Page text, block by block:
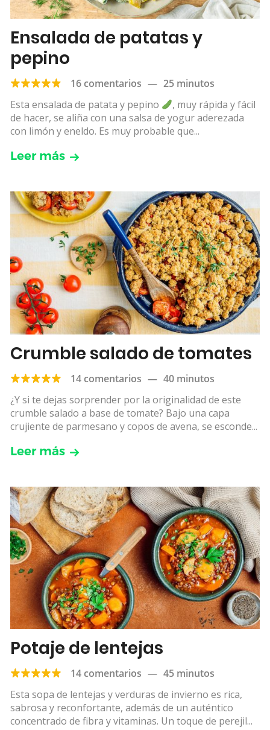
Ensalada de patatas y
pepino
16 comentarios — 25 minutos
Esta ensalada de patata y pepino
, muy rápida y fácil
de hacer, se aliña con una salsa de yogur aderezada
con limón y eneldo. Es muy probable que...
Leer más
Crumble salado de tomates
14 comentarios — 40 minutos
¿Y si te dejas sorprender por la originalidad de este
crumble salado a base de tomate? Bajo una capa
crujiente de parmesano y copos de avena, se esconde...
Leer más
Potaje de lentejas
14 comentarios — 45 minutos
Esta sopa de lentejas y verduras de invierno es rica,
sabrosa y reconfortante, además de un auténtico
concentrado de fibra y vitaminas. Un toque de perejil...